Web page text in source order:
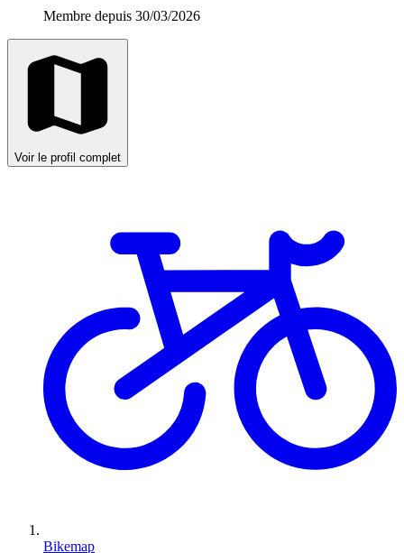
Membre depuis 30/03/2026
Voir le profil complet
Bikemap